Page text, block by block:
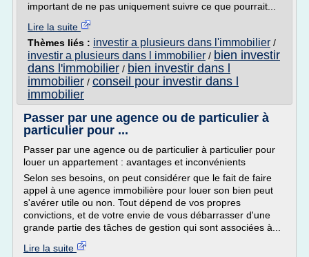
important de ne pas uniquement suivre ce que pourrait...
Lire la suite
Thèmes liés : investir a plusieurs dans l'immobilier /
investir a plusieurs dans l immobilier / bien investir
dans l'immobilier / bien investir dans l
immobilier / conseil pour investir dans l
immobilier
Passer par une agence ou de particulier à
particulier pour ...
Passer par une agence ou de particulier à particulier pour
louer un appartement : avantages et inconvénients
Selon ses besoins, on peut considérer que le fait de faire
appel à une agence immobilière pour louer son bien peut
s'avérer utile ou non. Tout dépend de vos propres
convictions, et de votre envie de vous débarrasser d'une
grande partie des tâches de gestion qui sont associées à...
Lire la suite